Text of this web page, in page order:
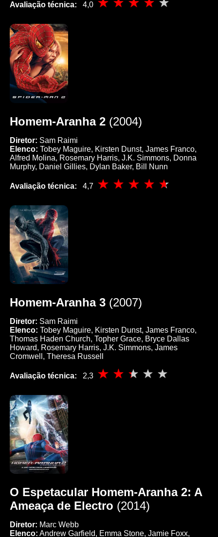
Avaliação técnica: 4,0
Homem-Aranha 2 (2004)
Diretor: Sam Raimi
Elenco: Tobey Maguire, Kirsten Dunst, James Franco,
Alfred Molina, Rosemary Harris, J.K. Simmons, Donna
Murphy, Daniel Gillies, Dylan Baker, Bill Nunn
Avaliação técnica: 4,7
Homem-Aranha 3 (2007)
Diretor: Sam Raimi
Elenco: Tobey Maguire, Kirsten Dunst, James Franco,
Thomas Haden Church, Topher Grace, Bryce Dallas
Howard, Rosemary Harris, J.K. Simmons, James
Cromwell, Theresa Russell
Avaliação técnica: 2,3
O Espetacular Homem-Aranha 2: A
Ameaça de Electro (2014)
Diretor: Marc Webb
Elenco: Andrew Garfield, Emma Stone, Jamie Foxx,